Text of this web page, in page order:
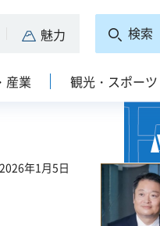
魅力 検索
産業 観光・スポーツ
年1月5日